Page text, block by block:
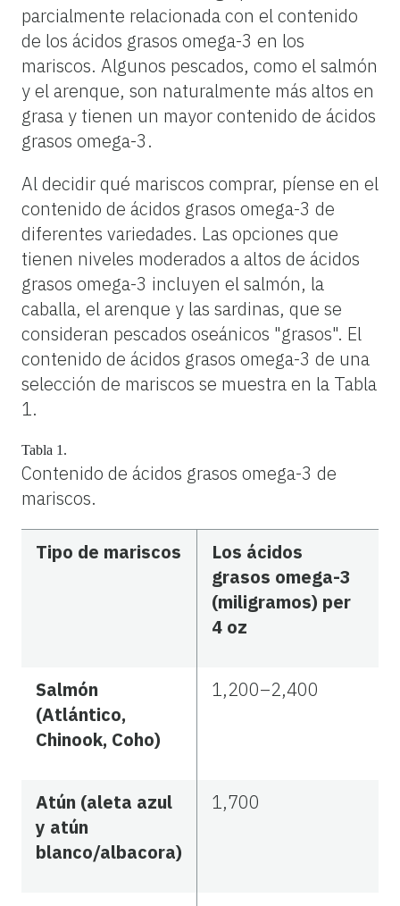
parcialmente relacionada con el contenido
de los ácidos grasos omega-3 en los
mariscos. Algunos pescados, como el salmón
y el arenque, son naturalmente más altos en
grasa y tienen un mayor contenido de ácidos
grasos omega-3.
Al decidir qué mariscos comprar, píense en el
contenido de ácidos grasos omega-3 de
diferentes variedades. Las opciones que
tienen niveles moderados a altos de ácidos
grasos omega-3 incluyen el salmón, la
caballa, el arenque y las sardinas, que se
consideran pescados oseánicos "grasos". El
contenido de ácidos grasos omega-3 de una
selección de mariscos se muestra en la Tabla
1.
Tabla 1.
Contenido de ácidos grasos omega-3 de
mariscos.
Tipo de mariscos
Los ácidos
grasos omega-3
(miligramos) per
4 oz
Salmón
(Atlántico,
Chinook, Coho)
1,200–2,400
Atún (aleta azul
y atún
blanco/albacora)
1,700